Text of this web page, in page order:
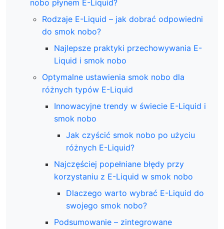
nobo płynem E-Liquid?
Rodzaje E-Liquid – jak dobrać odpowiedni
do smok nobo?
Najlepsze praktyki przechowywania E-
Liquid i smok nobo
Optymalne ustawienia smok nobo dla
różnych typów E-Liquid
Innowacyjne trendy w świecie E-Liquid i
smok nobo
Jak czyścić smok nobo po użyciu
różnych E-Liquid?
Najczęściej popełniane błędy przy
korzystaniu z E-Liquid w smok nobo
Dlaczego warto wybrać E-Liquid do
swojego smok nobo?
Podsumowanie – zintegrowane